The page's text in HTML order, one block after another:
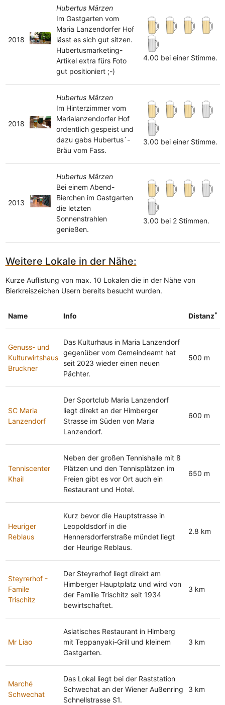
2018
Hubertus Märzen
Im Gastgarten vom
Maria Lanzendorfer Hof
lässt es sich gut sitzen.
Hubertusmarketing-
Artikel extra fürs Foto
gut positioniert ;-)
4.00 bei einer Stimme.
2018
Hubertus Märzen
Im Hinterzimmer vom
Marialanzendorfer Hof
ordentlich gespeist und
dazu gabs Hubertus´-
Bräu vom Fass.
3.00 bei einer Stimme.
2013
Hubertus Märzen
Bei einem Abend-
Bierchen im Gastgarten
die letzten
Sonnenstrahlen
genießen.
3.00 bei 2 Stimmen.
Weitere Lokale in der Nähe:
Kurze Auflistung von max. 10 Lokalen die in der Nähe von
Bierkreiszeichen Usern bereits besucht wurden.
Name Info Distanz*
Genuss- und
Kulturwirtshaus
Bruckner
Das Kulturhaus in Maria Lanzendorf
gegenüber vom Gemeindeamt hat
seit 2023 wieder einen neuen
Pächter.
500 m
SC Maria
Lanzendorf
Der Sportclub Maria Lanzendorf
liegt direkt an der Himberger
Strasse im Süden von Maria
Lanzendorf.
600 m
Tenniscenter
Khail
Neben der großen Tennishalle mit 8
Plätzen und den Tennisplätzen im
Freien gibt es vor Ort auch ein
Restaurant und Hotel.
650 m
Heuriger
Reblaus
Kurz bevor die Hauptstrasse in
Leopoldsdorf in die
Hennersdorferstraße mündet liegt
der Heurige Reblaus.
2.8 km
Steyrerhof -
Famile
Trischitz
Der Steyrerhof liegt direkt am
Himberger Hauptplatz und wird von
der Familie Trischitz seit 1934
bewirtschaftet.
3 km
Mr Liao
Asiatisches Restaurant in Himberg
mit Teppanyaki-Grill und kleinem
Gastgarten.
3 km
Marché
Schwechat
Das Lokal liegt bei der Raststation
Schwechat an der Wiener Außenring
Schnellstrasse S1.
3 km